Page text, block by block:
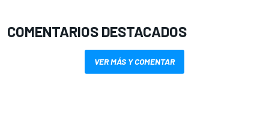
COMENTARIOS DESTACADOS
VER MÁS Y COMENTAR